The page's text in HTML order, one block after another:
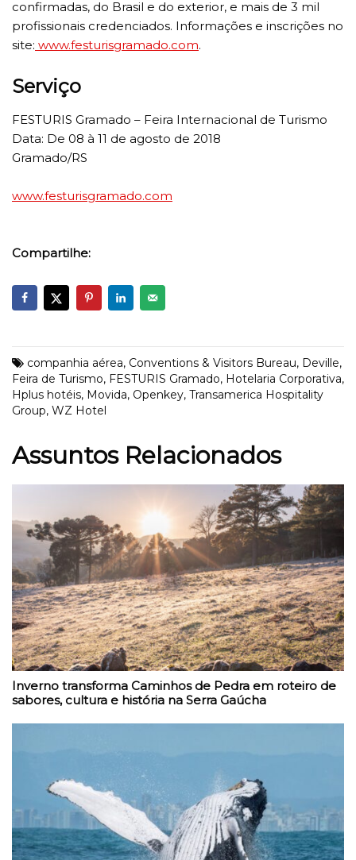
confirmadas, do Brasil e do exterior, e mais de 3 mil
profissionais credenciados. Informações e inscrições no
site: www.festurisgramado.com.
Serviço
FESTURIS Gramado – Feira Internacional de Turismo
Data: De 08 à 11 de agosto de 2018
Gramado/RS
www.festurisgramado.com
Compartilhe:
companhia aérea, Conventions & Visitors Bureau, Deville,
Feira de Turismo, FESTURIS Gramado, Hotelaria Corporativa,
Hplus hotéis, Movida, Openkey, Transamerica Hospitality
Group, WZ Hotel
Assuntos Relacionados
Inverno transforma Caminhos de Pedra em roteiro de
sabores, cultura e história na Serra Gaúcha